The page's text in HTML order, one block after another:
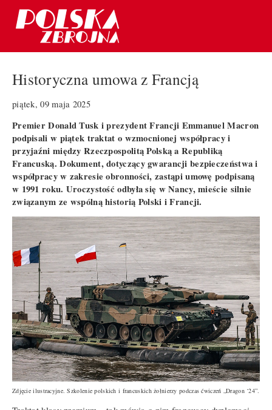
Historyczna umowa z Francją
piątek, 09 maja 2025
Premier Donald Tusk i prezydent Francji Emmanuel Macron
podpisali w piątek traktat o wzmocnionej współpracy i
przyjaźni między Rzeczpospolitą Polską a Republiką
Francuską. Dokument, dotyczący gwarancji bezpieczeństwa i
współpracy w zakresie obronności, zastąpi umowę podpisaną
w 1991 roku. Uroczystość odbyła się w Nancy, mieście silnie
związanym ze wspólną historią Polski i Francji.
Zdjęcie ilustracyjne. Szkolenie polskich i francuskich żołnierzy podczas ćwiczeń „Dragon ‘24”.